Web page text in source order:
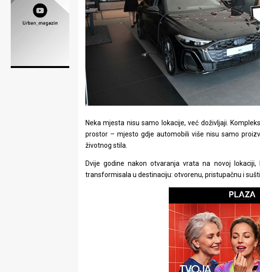
stolom
u
Neka mjesta nisu samo lokacije, već doživljaji.
prostor – mjesto gdje automobili više nisu samo
životnog stila.
Dvije godine nakon otvaranja vrata na novoj
transformisala u destinaciju: otvorenu, pristupačnu i